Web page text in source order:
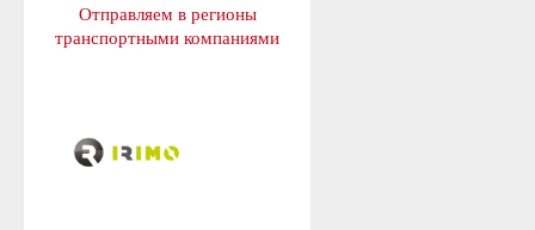
Отправляем в регионы
транспортными компаниями